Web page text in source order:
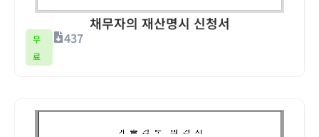
채무자의 재산명시 신청서
무
료
437